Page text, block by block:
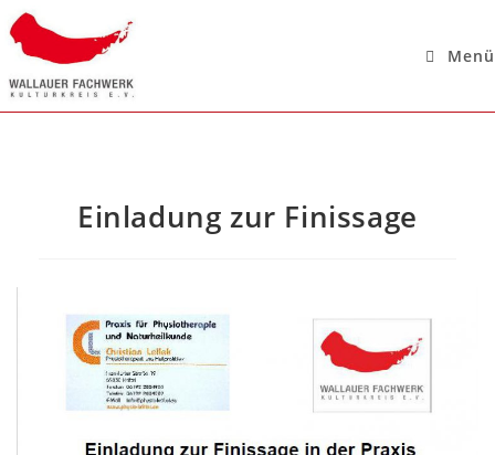
Menü
Einladung zur Finissage